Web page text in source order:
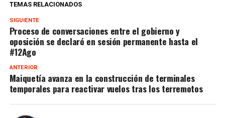
TEMAS RELACIONADOS
SIGUIENTE
Proceso de conversaciones entre el gobierno y
oposición se declaró en sesión permanente hasta el
#12Ago
ANTERIOR
Maiquetía avanza en la construcción de terminales
temporales para reactivar vuelos tras los terremotos